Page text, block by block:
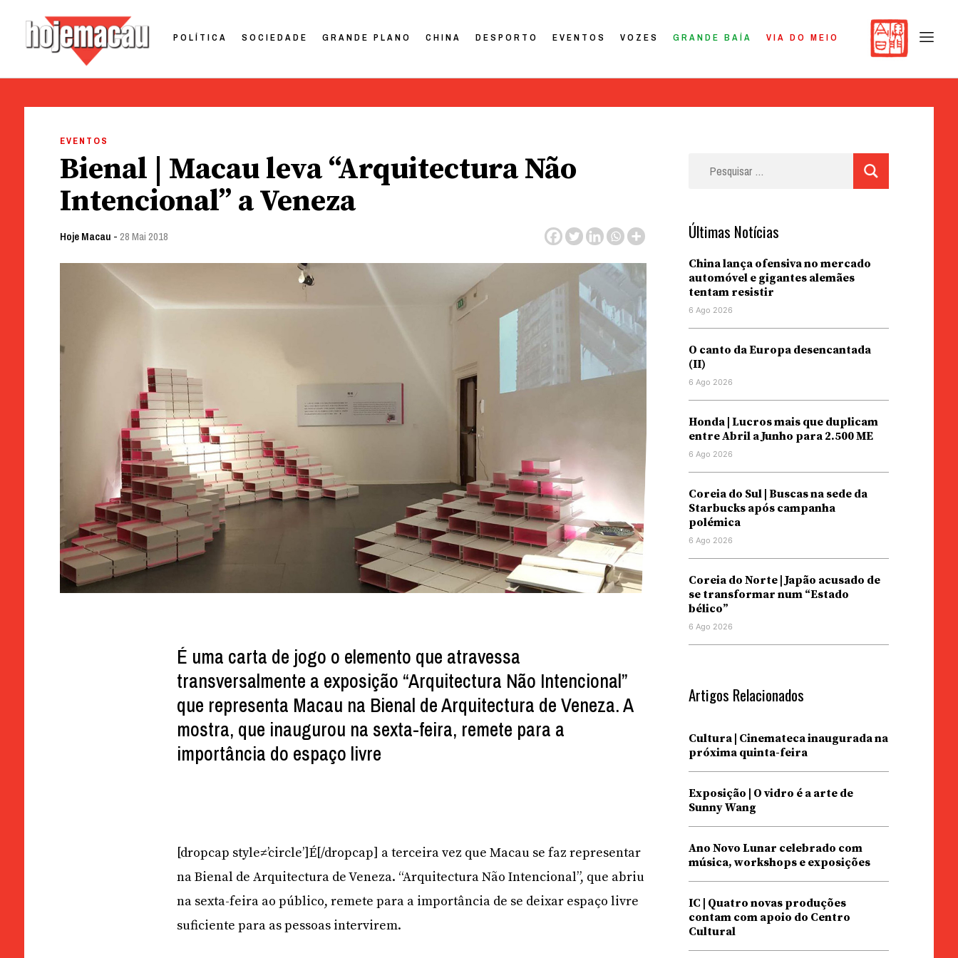
POLÍTICA SOCIEDADE GRANDE PLANO CHINA DESPORTO EVENTOS VOZES GRANDE BAÍA VIA DO MEIO
EVENTOS
Bienal | Macau leva “Arquitectura Não
Intencional” a Veneza
Hoje Macau - 28 Mai 2018
É uma carta de jogo o elemento que atravessa
transversalmente a exposição “Arquitectura Não Intencional”
que representa Macau na Bienal de Arquitectura de Veneza. A
mostra, que inaugurou na sexta-feira, remete para a
importância do espaço livre
[dropcap style≠’circle’]É[/dropcap] a terceira vez que Macau se faz representar
na Bienal de Arquitectura de Veneza. “Arquitectura Não Intencional”, que abriu
na sexta-feira ao público, remete para a importância de se deixar espaço livre
suficiente para as pessoas intervirem.
Últimas Notícias
China lança ofensiva no mercado
automóvel e gigantes alemães
tentam resistir
6 Ago 2026
O canto da Europa desencantada
(II)
6 Ago 2026
Honda | Lucros mais que duplicam
entre Abril a Junho para 2.500 ME
6 Ago 2026
Coreia do Sul | Buscas na sede da
Starbucks após campanha
polémica
6 Ago 2026
Coreia do Norte | Japão acusado de
se transformar num “Estado
bélico”
6 Ago 2026
Artigos Relacionados
Cultura | Cinemateca inaugurada na
próxima quinta-feira
Exposição | O vidro é a arte de
Sunny Wang
Ano Novo Lunar celebrado com
música, workshops e exposições
IC | Quatro novas produções
contam com apoio do Centro
Cultural